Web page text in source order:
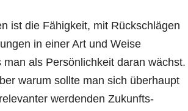
ist die Fähigkeit, mit Rückschlägen
in einer Art und Weise
man als Persönlichkeit daran wächst.
warum sollte man sich überhaupt
werdenden Zukunfts-